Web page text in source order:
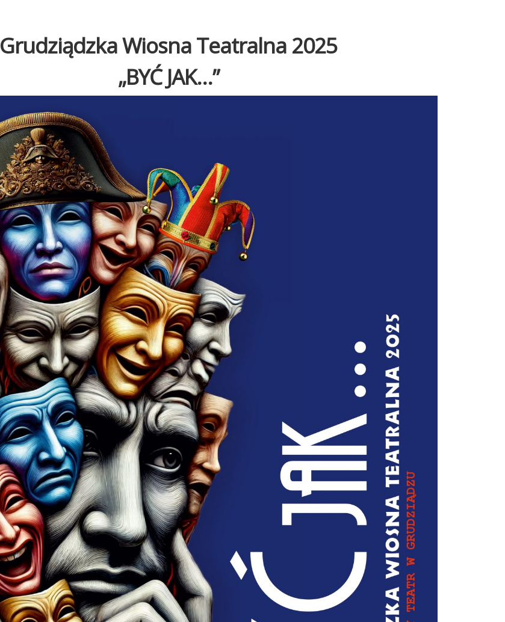
Grudziądzka Wiosna Teatralna 2025
„BYĆ JAK...”